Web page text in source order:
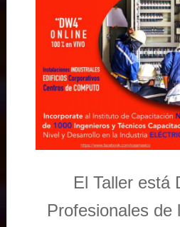
El Taller está
Profesionales de